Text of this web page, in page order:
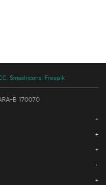
: Smashicons, Freepik
B 170070